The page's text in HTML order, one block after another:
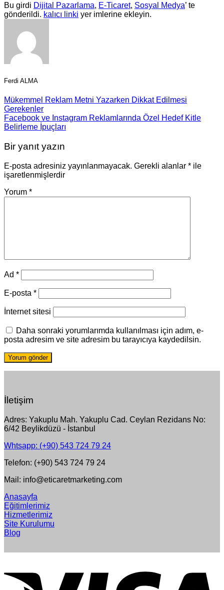
Bu girdi Dijital Pazarlama, E-Ticaret, Sosyal Medya’ te
gönderildi. kalıcı linki yer imlerine ekleyin.
Ferdi ALMA
Mükemmel Reklam Metni Yazarken Dikkat Edilmesi
Gerekenler
Facebook ve Instagram Reklamlarında Özel Hedef Kitle
Belirleme İpuçları
Bir yanıt yazın
E-posta adresiniz yayınlanmayacak. Gerekli alanlar * ile
işaretlenmişlerdir
Yorum *
Ad *
E-posta *
İnternet sitesi
Daha sonraki yorumlarımda kullanılması için adım, e-
posta adresim ve site adresim bu tarayıcıya kaydedilsin.
İletişim
Adres: Yakuplu Mah. Yakuplu Cad. Ceylan Rezidans No:
6/42 Beylikdüzü - İstanbul
Whtsapp: (+90) 543 724 79 24
Telefon: (+90) 543 724 79 24
Mail: info@eticaretmarketing.com
Anasayfa
Eğitimlerimiz
Hizmetlerimiz
Site Kurulumu
Blog